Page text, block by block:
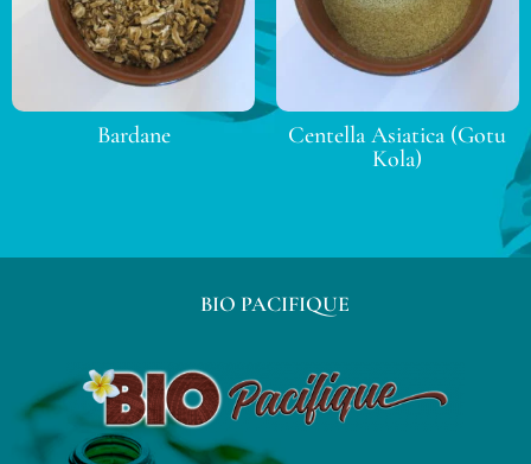
Bardane
Centella Asiatica (Gotu
Kola)
BIO PACIFIQUE